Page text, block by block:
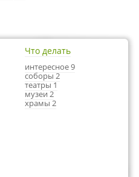
Что делать
интересное 9
соборы 2
театры 1
музеи 2
храмы 2